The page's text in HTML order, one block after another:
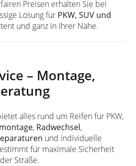
Preisen erhalten Sie bei
Lösung für PKW, SUV und
und ganz in Ihrer Nähe.
– Montage,
alles rund um Reifen für PKW,
, Radwechsel,
und individuelle
für maximale Sicherheit
Straße.